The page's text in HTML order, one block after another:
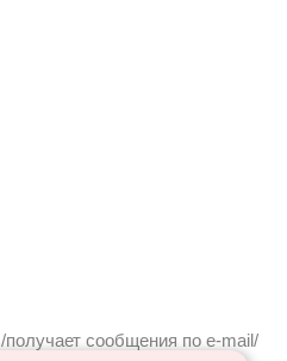
/получает сообщения по e-mail/